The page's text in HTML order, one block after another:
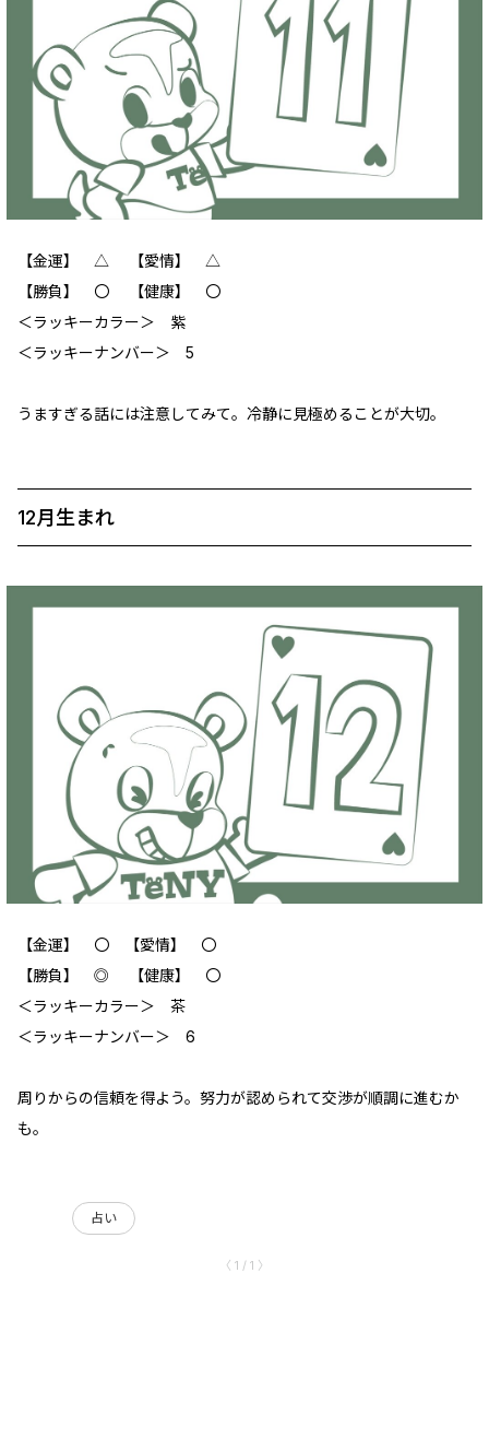
【金運】 △ 【愛情】 △
【勝負】 〇 【健康】 〇
‪＜ラッキーカラー＞ 紫
＜ラッキーナンバー＞ 5
うますぎる話には注意してみて。冷静に見極めることが大切。
12月生まれ
【金運】 〇 【愛情】 〇
【勝負】 ◎ 【健康】 〇
＜ラッキーカラー＞ 茶
＜ラッキーナンバー＞ 6
周りからの信頼を得よう。努力が認められて交渉が順調に進むか
も。
占い
〈 1 / 1 〉